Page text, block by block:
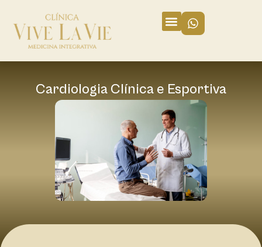
Cardiologia Clínica e Esportiva